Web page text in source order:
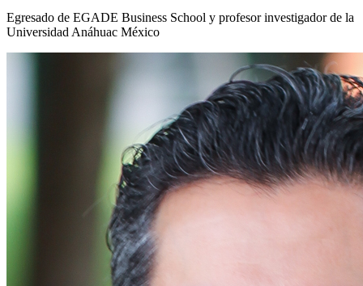
Egresado de EGADE Business School y profesor investigador de la
Universidad Anáhuac México